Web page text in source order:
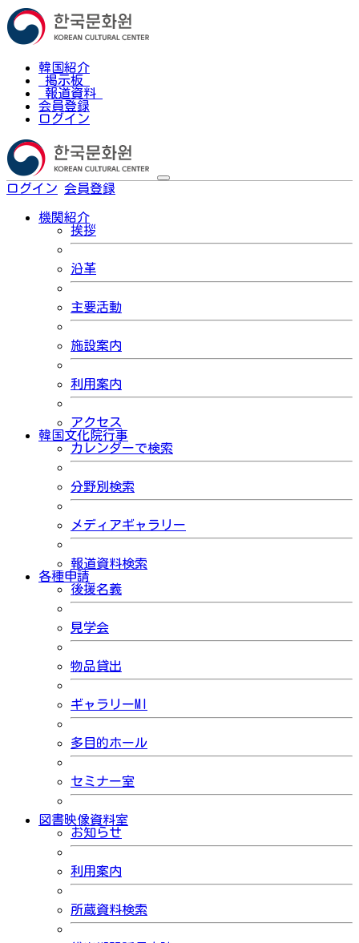
韓国紹介
掲示板
報道資料
会員登録
ログイン
ログイン 会員登録
機関紹介
挨拶
沿革
主要活動
施設案内
利用案内
アクセス
韓国文化院行事
カレンダーで検索
分野別検索
メディアギャラリー
報道資料検索
各種申請
後援名義
見学会
物品貸出
ギャラリーMI
多目的ホール
セミナー室
図書映像資料室
お知らせ
利用案内
所蔵資料検索